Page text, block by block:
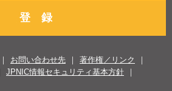
登 録
お問い合わせ先
著作権／リンク
JPNIC情報セキュリティ基本方針